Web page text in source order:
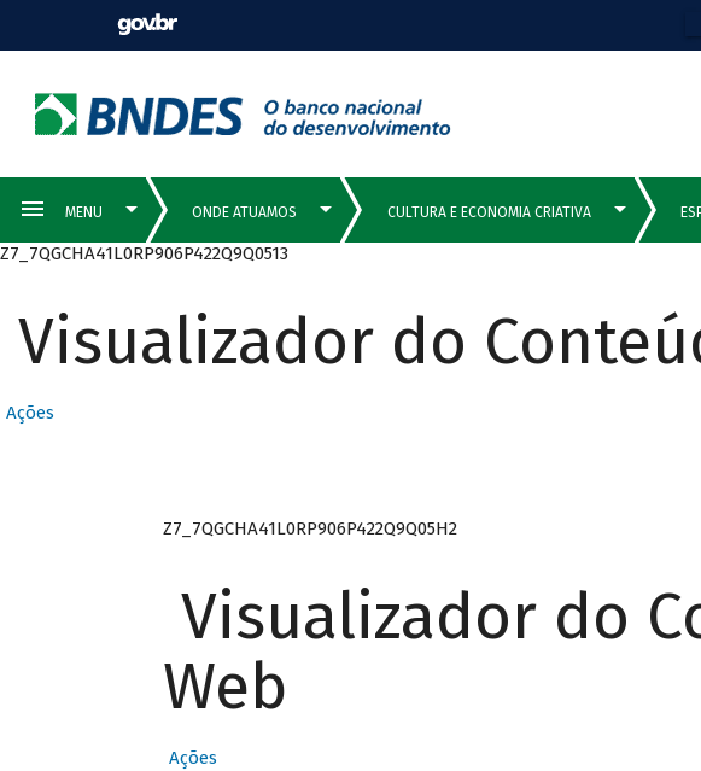
Z7_7QGCHA41L0RP906P422Q9Q0513
Visualizador do
Ações
Z7_7QGCHA41L0RP906P422Q9Q05H2
Visualizador do
Web
Ações